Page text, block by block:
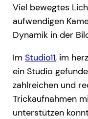
Viel bewegtes
aufwendigen
Dynamik in der
Im Studio11, im
ein Studio
zahlreichen und
Trickaufnahmen
unterstützen